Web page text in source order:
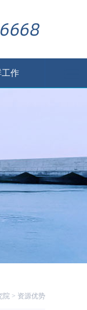
工作
院 > 资源优势